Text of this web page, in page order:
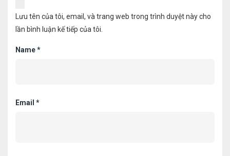
Lưu tên của tôi, email, và trang web trong trình duyệt này cho
lần bình luận kế tiếp của tôi.
Name*
Email *